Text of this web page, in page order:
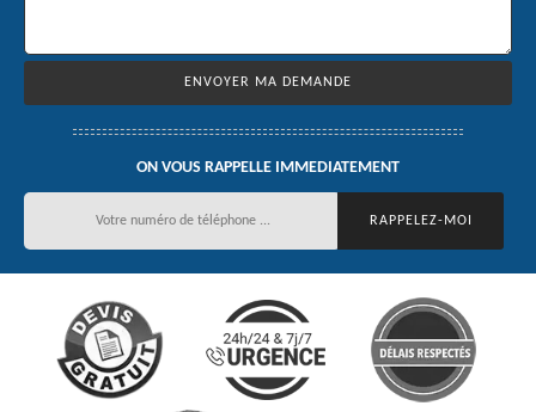
ON VOUS RAPPELLE IMMEDIATEMENT